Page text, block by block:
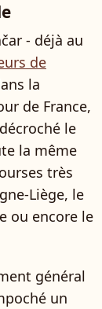
- déjà au
de
la
de France,
le
la même
très
le
ou encore le
général
un